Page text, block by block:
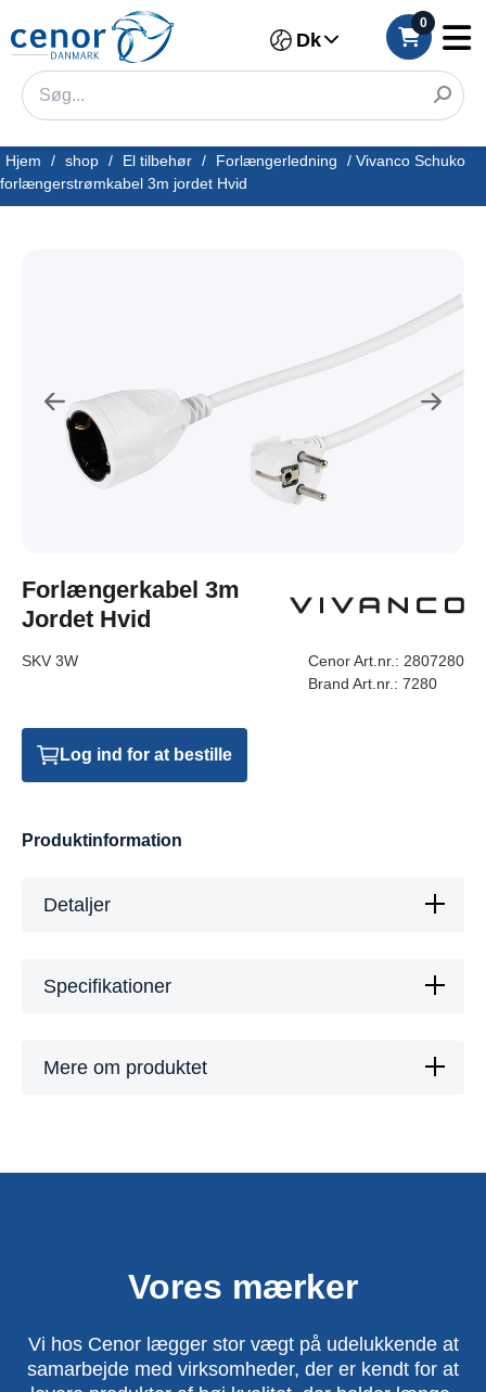
Dk
0
Hjem / shop / El tilbehør / Forlængerledning / Vivanco Schuko
forlængerstrømkabel 3m jordet Hvid
Forlængerkabel 3m
Jordet Hvid
SKV 3W Cenor Art.nr.: 2807280
Brand Art.nr.: 7280
Log ind for at bestille
Produktinformation
Detaljer
Specifikationer
Mere om produktet
Vores mærker
Vi hos Cenor lægger stor vægt på udelukkende at
samarbejde med virksomheder, der er kendt for at